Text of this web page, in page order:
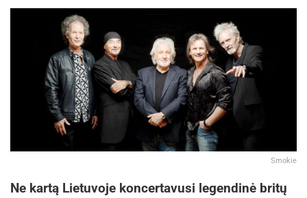
Smokie
Ne kartą Lietuvoje koncertavusi legendinė britų